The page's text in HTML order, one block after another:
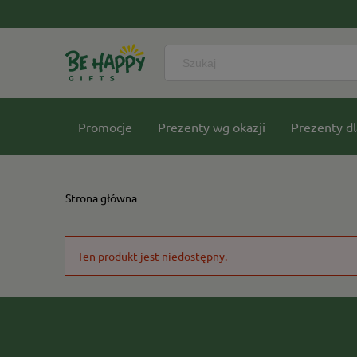
Promocje Prezenty wg okazji Prezenty
Strona główna
Ten produkt jest niedostępny.